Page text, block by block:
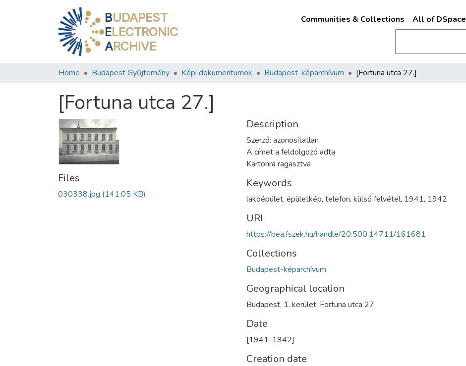
BUDAPEST
ELECTRONIC
ARCHIVE
Communities & Collections All of DSpace
Home Budapest Gyűjtemény Képi dokumentumok Budapest-képarchívum [Fortuna utca 27.]
[Fortuna utca 27.]
Files
030338.jpg (141.05 KB)
Description
Szerző: azonosítatlan
A címet a feldolgozó adta
Kartonra ragasztva
Keywords
lakóépület, épületkép, telefon, külső felvétel, 1941, 1942
URI
https://bea.fszek.hu/handle/20.500.14711/161681
Collections
Budapest-képarchívum
Geographical location
Budapest. 1. kerület. Fortuna utca 27.
Date
[1941-1942]
Creation date